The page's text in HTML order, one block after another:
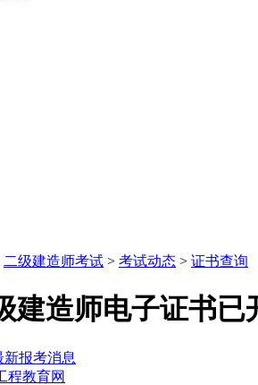
二级建造师考试 > 考试动态 > 证书查询
建造师电子证书已
报考消息
程教育网